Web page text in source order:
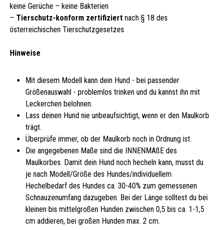
keine Gerüche – keine Bakterien
– Tierschutz-konform zertifiziert nach § 18 des
österreichischen Tierschutzgesetzes
Hinweise
Mit diesem Modell kann dein Hund - bei passender
Größenauswahl - problemlos trinken und du kannst ihn mit
Leckerchen belohnen.
Lass deinen Hund nie unbeaufsichtigt, wenn er den Maulkorb
trägt.
Überprüfe immer, ob der Maulkorb noch in Ordnung ist.
Die angegebenen Maße sind die INNENMAßE des
Maulkorbes. Damit dein Hund noch hecheln kann, musst du
je nach Modell/Größe des Hundes/individuellem
Hechelbedarf des Hundes ca. 30-40% zum gemessenen
Schnauzenumfang dazugeben. Bei der Länge solltest du bei
kleinen bis mittelgroßen Hunden zwischen 0,5 bis ca. 1-1,5
cm addieren, bei großen Hunden max. 2 cm.